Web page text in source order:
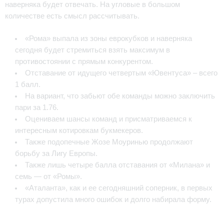
наверняка будет отвечать. На угловые в большом
количестве есть смысл рассчитывать.
«Рома» выпала из зоны еврокубков и наверняка
сегодня будет стремиться взять максимум в
противостоянии с прямым конкурентом.
Отставание от идущего четвертым «Ювентуса» – всего
1 балл.
На вариант, что забьют обе команды можно заключить
пари за 1.76.
Оцениваем шансы команд и присматриваемся к
интересным котировкам букмекеров.
Также подопечные Жозе Моуринью продолжают
борьбу за Лигу Европы.
Также лишь четыре балла отставания от «Милана» и
семь — от «Ромы».
«Аталанта», как и ее сегодняшний соперник, в первых
турах допустила много ошибок и долго набирала форму.